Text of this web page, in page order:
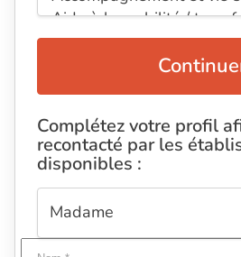
Complétez votre profil
recontacté par les
disponibles :